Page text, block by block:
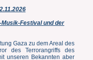
Festival und der
Gaza zu dem Areal des
des Terrorangriffs des
unseren Bekannten aber